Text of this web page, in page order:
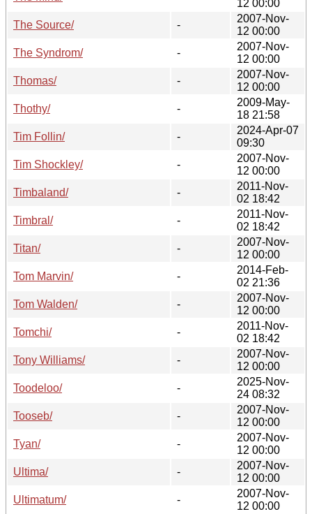
12 00:00
The Source/
-
2007-Nov-
12 00:00
The Syndrom/
-
2007-Nov-
12 00:00
Thomas/
-
2007-Nov-
12 00:00
Thothy/
-
2009-May-
18 21:58
Tim Follin/
-
2024-Apr-07
09:30
Tim Shockley/
-
2007-Nov-
12 00:00
Timbaland/
-
2011-Nov-
02 18:42
Timbral/
-
2011-Nov-
02 18:42
Titan/
-
2007-Nov-
12 00:00
Tom Marvin/
-
2014-Feb-
02 21:36
Tom Walden/
-
2007-Nov-
12 00:00
Tomchi/
-
2011-Nov-
02 18:42
Tony Williams/
-
2007-Nov-
12 00:00
Toodeloo/
-
2025-Nov-
24 08:32
Tooseb/
-
2007-Nov-
12 00:00
Tyan/
-
2007-Nov-
12 00:00
Ultima/
-
2007-Nov-
12 00:00
Ultimatum/
-
2007-Nov-
12 00:00